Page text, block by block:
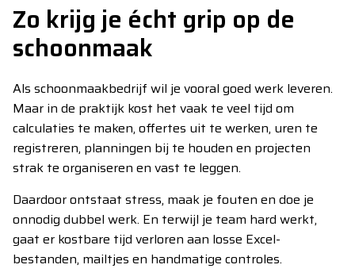
Zo krijg je écht grip op de
schoonmaak
Als schoonmaakbedrijf wil je vooral goed werk leveren.
Maar in de praktijk kost het vaak te veel tijd om
calculaties te maken, offertes uit te werken, uren te
registreren, planningen bij te houden en projecten
strak te organiseren en vast te leggen.
Daardoor ontstaat stress, maak je fouten en doe je
onnodig dubbel werk. En terwijl je team hard werkt,
gaat er kostbare tijd verloren aan losse Excel-
bestanden, mailtjes en handmatige controles.